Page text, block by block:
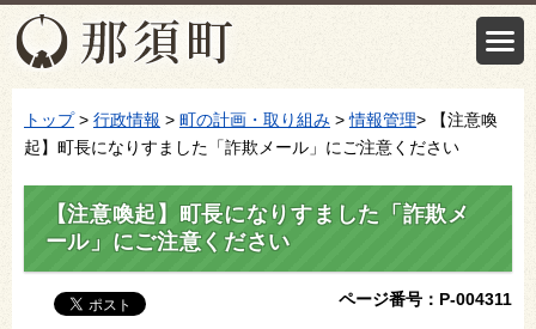
トップ> 行政情報 > 町の計画・取り組み >情報管理> 【注意喚
起】町長になりすました「詐欺メール」にご注意ください
【注意喚起】町長になりすました「詐欺メ
ール」にご注意ください
ページ番号：P-004311